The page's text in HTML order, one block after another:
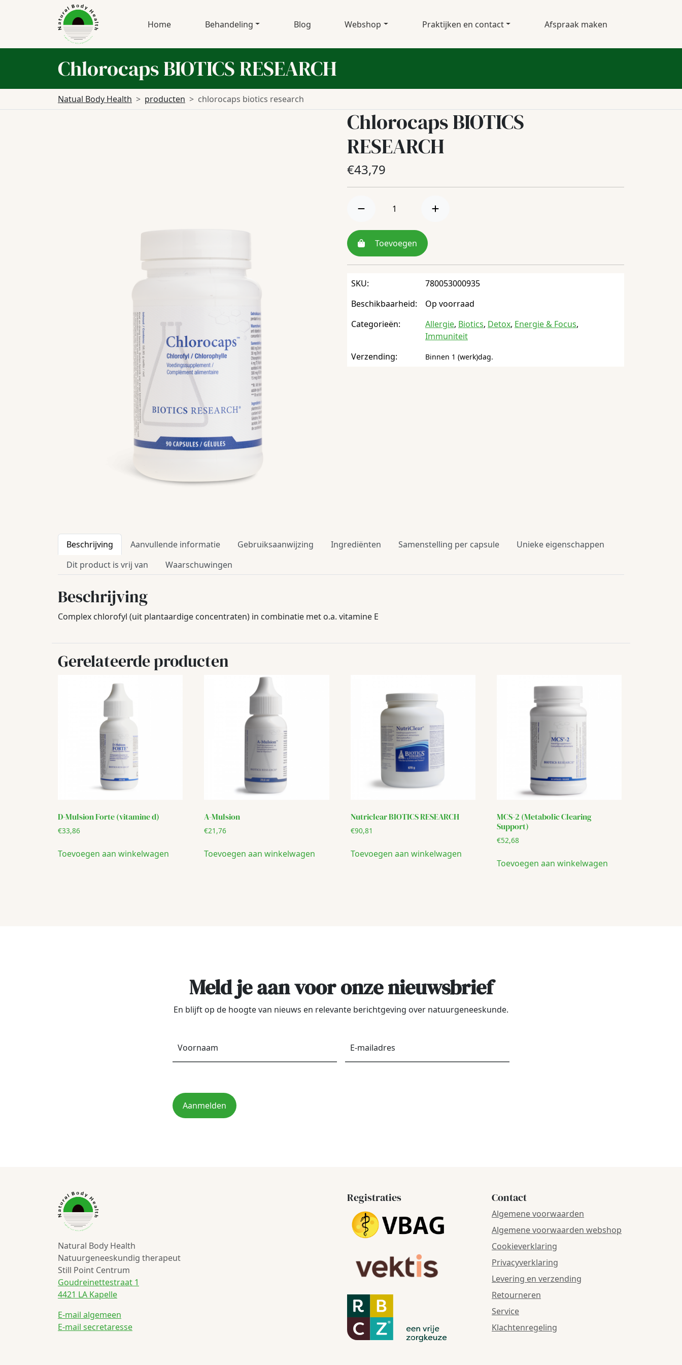
Home Behandeling Blog Webshop Praktijken en contact Afspraak maken
Chlorocaps BIOTICS RESEARCH
Natual Body Health producten chlorocaps biotics research
Chlorocaps BIOTICS
RESEARCH
€43,79
Toevoegen
SKU:
780053000935
Beschikbaarheid:
Op voorraad
Categorieën:
Allergie, Biotics, Detox, Energie & Focus,
Immuniteit
Verzending:
Binnen 1 (werk)dag.
Beschrijving Aanvullende informatie Gebruiksaanwijzing Ingrediënten Samenstelling per capsule
Unieke eigenschappen
Dit product is vrij van
Waarschuwingen
Beschrijving
Complex chlorofyl (uit plantaardige concentraten) in combinatie met o.a. vitamine E
Gerelateerde producten
D-Mulsion Forte (vitamine d)
€33,86
Toevoegen aan winkelwagen
A-Mulsion
€21,76
Toevoegen aan winkelwagen
Nutriclear BIOTICS RESEARCH
€90,81
Toevoegen aan winkelwagen
MCS-2 (Metabolic Clearing
Support)
€52,68
Toevoegen aan winkelwagen
Meld je aan voor onze nieuwsbrief
En blijft op de hoogte van nieuws en relevante berichtgeving over natuurgeneeskunde.
Aanmelden
Natural Body Health
Natuurgeneeskundig therapeut
Still Point Centrum
Goudreinettestraat 1
4421 LA Kapelle
E-mail algemeen
E-mail secretaresse
Registraties Contact
Algemene voorwaarden
Algemene voorwaarden webshop
Cookieverklaring
Privacyverklaring
Levering en verzending
Retourneren
Service
Klachtenregeling